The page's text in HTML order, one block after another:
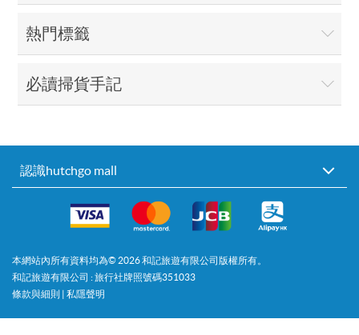
熱門標籤
必讀掃貨手記
認識hutchgo mall
本網站內所有資料均為© 2026和記旅遊有限公司版權所有。
和記旅遊有限公司 : 旅行社牌照號碼351033
條款與細則 | 私隱聲明